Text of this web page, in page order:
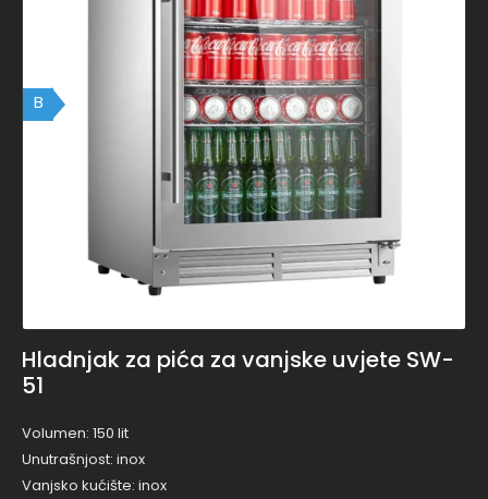
B
Hladnjak za pića za vanjske uvjete SW-
51
Volumen: 150 lit
Unutrašnjost: inox
Vanjsko kućište: inox